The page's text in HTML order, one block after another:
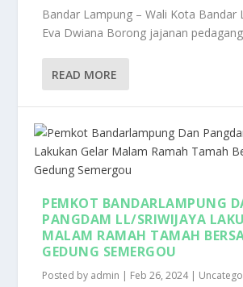
Bandar Lampung – Wali Kota Bandar
Eva Dwiana Borong jajanan
READ MORE
PEMKOT BANDARLAMPUNG
PANGDAM LL/SRIWIJAYA
MALAM RAMAH TAMAH
GEDUNG SEMERGOU
Posted by admin | Feb 26, 2024|